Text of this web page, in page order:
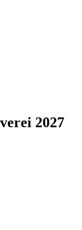
2027